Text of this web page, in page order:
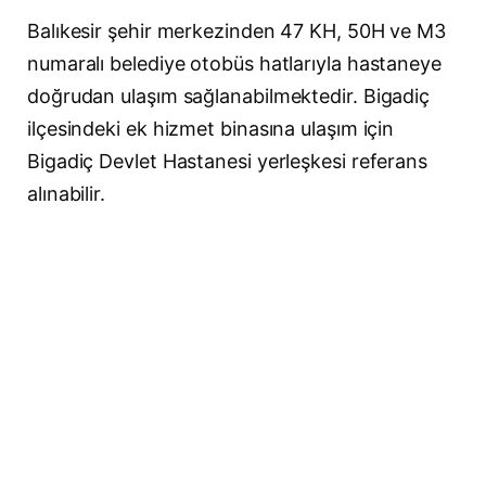
Balıkesir şehir merkezinden 47 KH, 50H ve M3
numaralı belediye otobüs hatlarıyla hastaneye
doğrudan ulaşım sağlanabilmektedir. Bigadiç
ilçesindeki ek hizmet binasına ulaşım için
Bigadiç Devlet Hastanesi yerleşkesi referans
alınabilir.